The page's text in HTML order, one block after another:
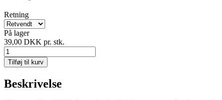
Retning
På lager
39,00 DKK pr. stk.
Tilføj til kurv
Beskrivelse